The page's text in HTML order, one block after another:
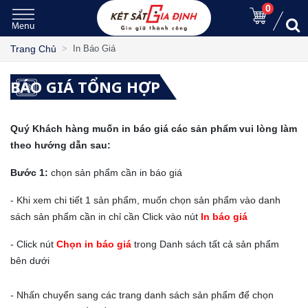
0
Trang Chủ In Báo Giá
BÁO GIÁ TỔNG HỢP
Quý Khách hàng muốn in báo giá các sản phẩm vui lòng làm
theo hướng dẫn sau:
Bước 1: chọn sản phẩm cần in báo giá
- Khi xem chi tiết 1 sản phẩm, muốn chọn sản phẩm vào danh
sách sản phẩm cần in chỉ cần Click vào nút In báo giá
- Click nút Chọn in báo giá trong Danh sách tất cả sản phẩm
bên dưới
- Nhấn chuyển sang các trang danh sách sản phẩm để chọn